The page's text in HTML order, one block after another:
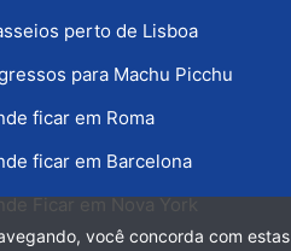
perto de Lisboa
para Machu Picchu
ficar em Roma
ficar em Barcelona
Ficar em Nova York
você concorda com estas